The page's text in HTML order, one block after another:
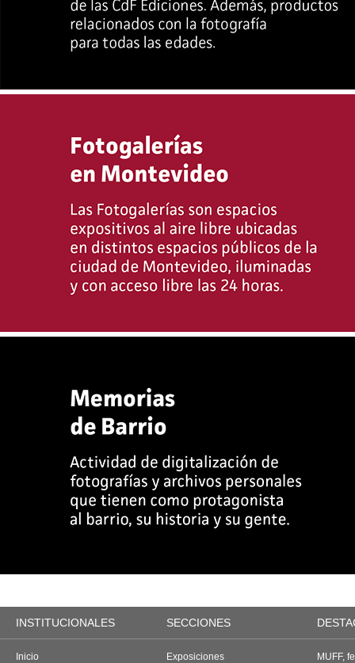
INSTITUCIONALES SECCIONES
Inicio
Exposiciones
MUFF,